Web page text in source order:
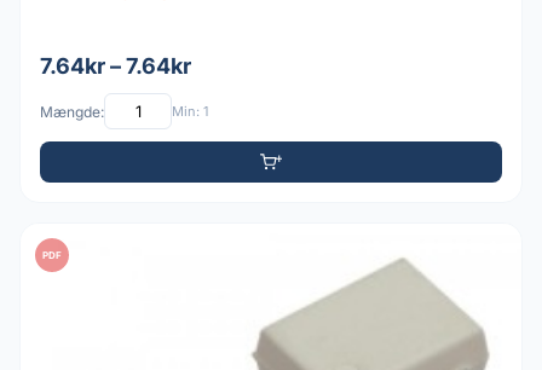
7.64kr – 7.64kr
Mængde: Min: 1
PDF